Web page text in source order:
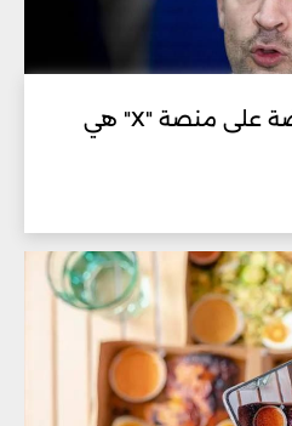
فرنسا: الغرامة المفروضة على منصة "X" هي